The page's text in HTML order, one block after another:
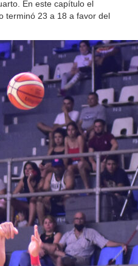
En este capítulo el
terminó 23 a 18 a favor del